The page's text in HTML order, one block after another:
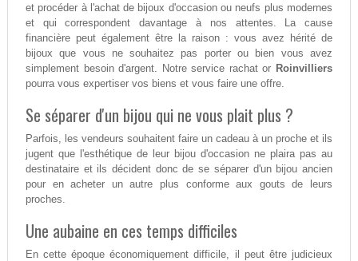
et procéder à l'achat de bijoux d'occasion ou neufs plus modernes
et qui correspondent davantage à nos attentes. La cause
financière peut également être la raison : vous avez hérité de
bijoux que vous ne souhaitez pas porter ou bien vous avez
simplement besoin d'argent. Notre service rachat or Roinvilliers
pourra vous expertiser vos biens et vous faire une offre.
Se séparer d'un bijou qui ne vous plait plus ?
Parfois, les vendeurs souhaitent faire un cadeau à un proche et ils
jugent que l'esthétique de leur bijou d'occasion ne plaira pas au
destinataire et ils décident donc de se séparer d'un bijou ancien
pour en acheter un autre plus conforme aux gouts de leurs
proches.
Une aubaine en ces temps difficiles
En cette époque économiquement difficile, il peut être judicieux